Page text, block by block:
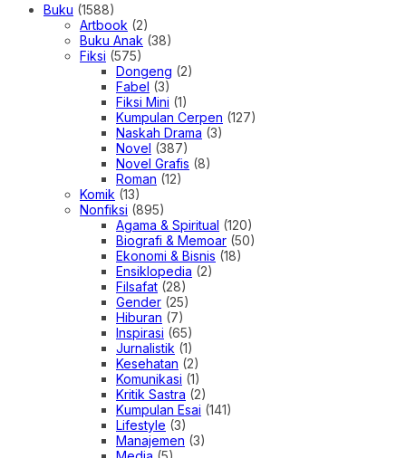
Buku (1588)
Artbook (2)
Buku Anak (38)
Fiksi (575)
Dongeng (2)
Fabel (3)
Fiksi Mini (1)
Kumpulan Cerpen (127)
Naskah Drama (3)
Novel (387)
Novel Grafis (8)
Roman (12)
Komik (13)
Nonfiksi (895)
Agama & Spiritual (120)
Biografi & Memoar (50)
Ekonomi & Bisnis (18)
Ensiklopedia (2)
Filsafat (28)
Gender (25)
Hiburan (7)
Inspirasi (65)
Jurnalistik (1)
Kesehatan (2)
Komunikasi (1)
Kritik Sastra (2)
Kumpulan Esai (141)
Lifestyle (3)
Manajemen (3)